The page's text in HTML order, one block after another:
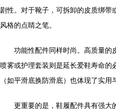
剧性。对于靴子，可拆卸的皮质绑
风格的点睛之笔。
功能性配件同样时尚。高质量的
喷雾或护理套装则是延长爱鞋寿命的
（如平滑底换防滑底）也体现了实用
更重要的是，鞋履配件具有强大